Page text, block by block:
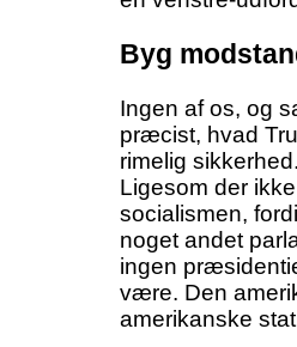
Byg
Ingen af os, og
præcist, hvad
rimelig
Ligesom der
socialismen,
noget andet
ingen
være. Den
amerikanske